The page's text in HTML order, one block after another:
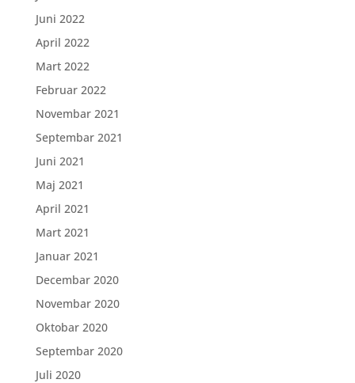
Juni 2022
April 2022
Mart 2022
Februar 2022
Novembar 2021
Septembar 2021
Juni 2021
Maj 2021
April 2021
Mart 2021
Januar 2021
Decembar 2020
Novembar 2020
Oktobar 2020
Septembar 2020
Juli 2020